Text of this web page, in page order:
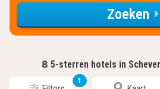
Zoeken
8 5-sterren hotels in
1